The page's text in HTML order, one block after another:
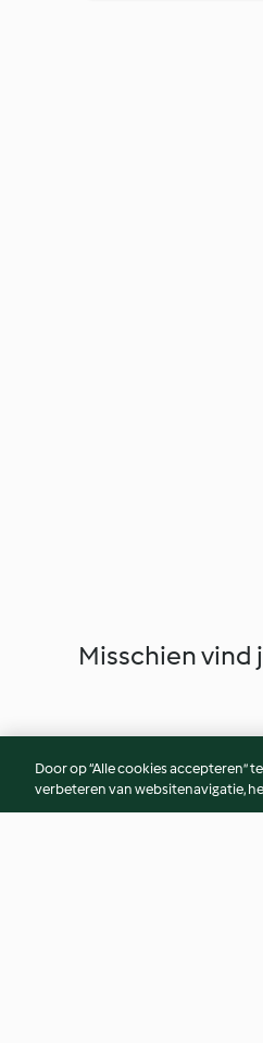
Misschien vind
Door op “Alle cookies accepteren”
verbeteren van websitenavigatie,